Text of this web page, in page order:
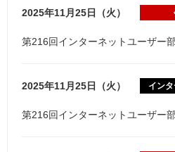
2025年11月25日（火）
第216回インターネットユーザー
2025年11月25日（火） イン
第216回インターネットユーザー